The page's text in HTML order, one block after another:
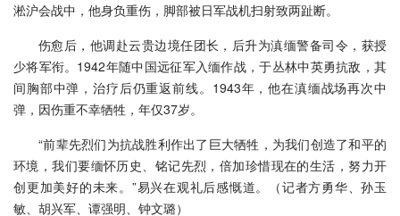
淞沪会战中，他身负重伤，脚部被日军战机扫射致两趾断。
伤愈后，他调赴云贵边境任团长，后升为滇缅警备司令，获授
少将军衔。1942年随中国远征军入缅作战，于丛林中英勇抗敌，其
间胸部中弹，治疗后仍重返前线。1943年，他在滇缅战场再次中
弹，因伤重不幸牺牲，年仅37岁。
“前辈先烈们为抗战胜利作出了巨大牺牲，为我们创造了和平的
环境，我们要缅怀历史、铭记先烈，倍加珍惜现在的生活，努力开
创更加美好的未来。”易兴在观礼后感慨道。（记者方勇华、孙玉
敏、胡兴军、谭强明、钟文璐）